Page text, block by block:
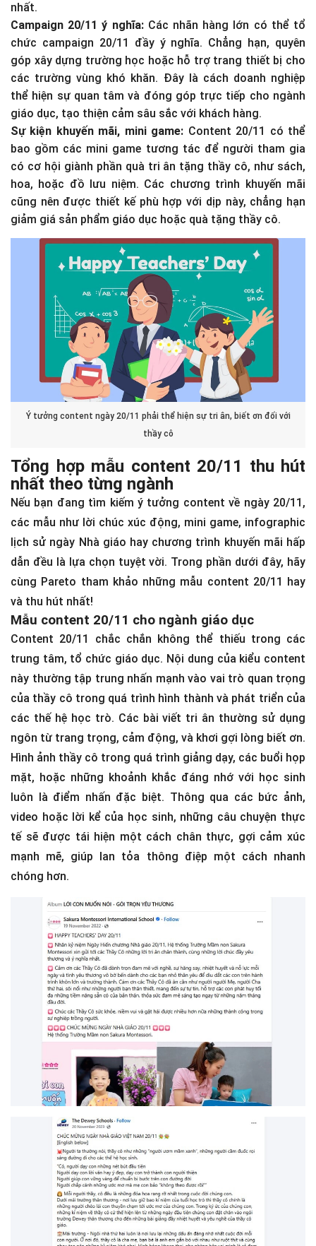
nhất.
Campaign 20/11 ý nghĩa:Các nhãn hàng lớn có thể tổ
chức campaign 20/11 đầy ý nghĩa. Chẳng hạn, quyên
góp xây dựng trường học hoặc hỗ trợ trang thiết bị cho
các trường vùng khó khăn. Đây là cách doanh nghiệp
thể hiện sự quan tâm và đóng góp trực tiếp cho ngành
giáo dục, tạo thiện cảm sâu sắc với khách hàng.
Sự kiện khuyến mãi, mini game: Content 20/11 có thể
bao gồm các mini game tương tác để người tham gia
có cơ hội giành phần quà tri ân tặng thầy cô, như sách,
hoa, hoặc đồ lưu niệm. Các chương trình khuyến mãi
cũng nên được thiết kế phù hợp với dịp này, chẳng hạn
giảm giá sản phẩm giáo dục hoặc quà tặng thầy cô.
Ý tưởng content ngày 20/11 phải thể hiện sự tri ân, biết ơn đối với
thầy cô
Tổng hợp mẫu content 20/11 thu hút
nhất theo từng ngành
Nếu bạn đang tìm kiếm ý tưởng content về ngày 20/11,
các mẫu như lời chúc xúc động, mini game, infographic
lịch sử ngày Nhà giáo hay chương trình khuyến mãi hấp
dẫn đều là lựa chọn tuyệt vời. Trong phần dưới đây, hãy
cùng Pareto tham khảo những mẫu content 20/11 hay
và thu hút nhất!
Mẫu content 20/11 cho ngành giáo dục
Content 20/11 chắc chắn không thể thiếu trong các
trung tâm, tổ chức giáo dục. Nội dung của kiểu content
này thường tập trung nhấn mạnh vào vai trò quan trọng
của thầy cô trong quá trình hình thành và phát triển của
các thế hệ học trò. Các bài viết tri ân thường sử dụng
ngôn từ trang trọng, cảm động, và khơi gợi lòng biết ơn.
Hình ảnh thầy cô trong quá trình giảng dạy, các buổi họp
mặt, hoặc những khoảnh khắc đáng nhớ với học sinh
luôn là điểm nhấn đặc biệt. Thông qua các bức ảnh,
video hoặc lời kể của học sinh, những câu chuyện thực
tế sẽ được tái hiện một cách chân thực, gợi cảm xúc
mạnh mẽ, giúp lan tỏa thông điệp một cách nhanh
chóng hơn.